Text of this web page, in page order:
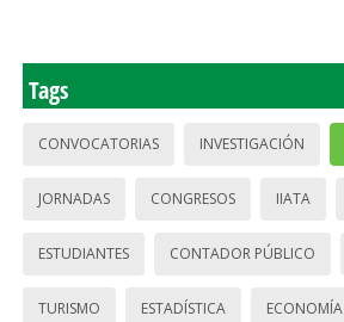
Tags
CONVOCATORIAS INVESTIGACIÓN
JORNADAS CONGRESOS IIATA
ESTUDIANTES CONTADOR PÚBLICO
TURISMO ESTADÍSTICA ECONOMÍA